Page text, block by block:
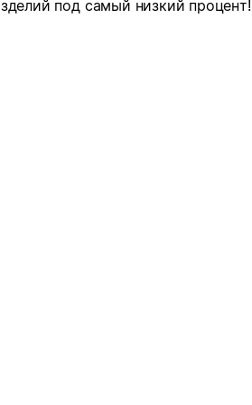
под самый низкий процент!